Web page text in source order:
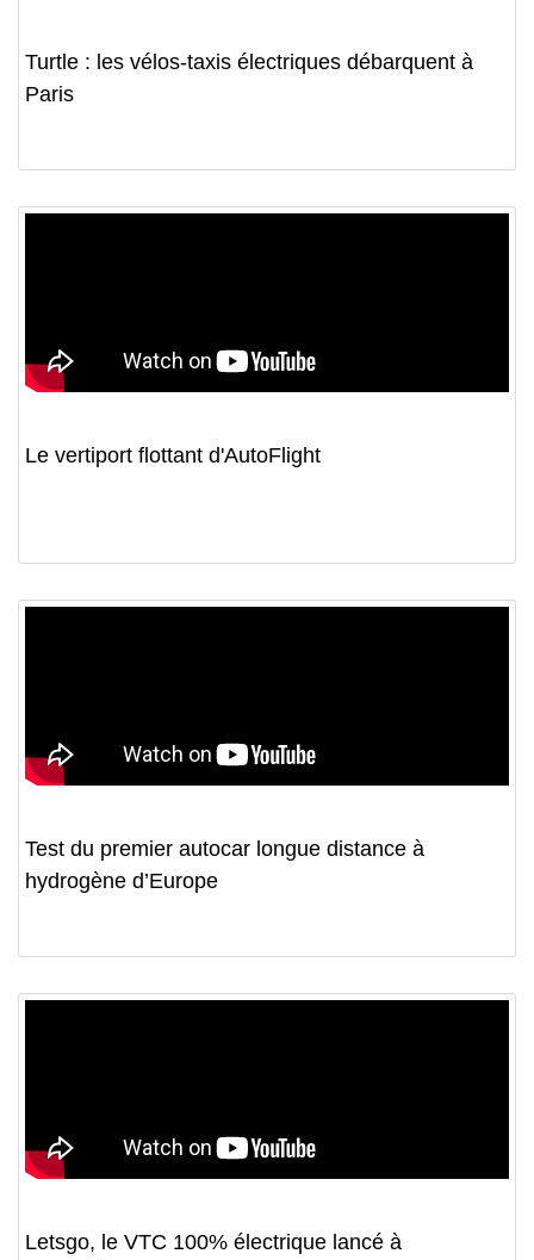
Turtle : les vélos-taxis électriques débarquent à
Paris
Le vertiport flottant d'AutoFlight
Test du premier autocar longue distance à
hydrogène d’Europe
Letsgo, le VTC 100% électrique lancé à